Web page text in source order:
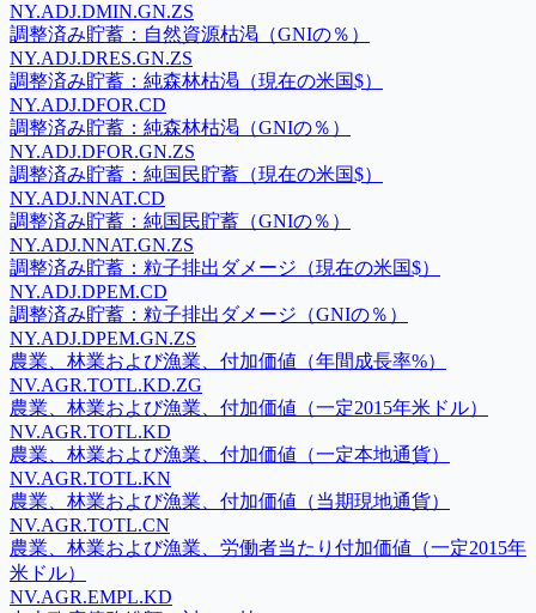
NY.ADJ.DMIN.GN.ZS
調整済み貯蓄：自然資源枯渇（GNIの％）
NY.ADJ.DRES.GN.ZS
調整済み貯蓄：純森林枯渇（現在の米国$）
NY.ADJ.DFOR.CD
調整済み貯蓄：純森林枯渇（GNIの％）
NY.ADJ.DFOR.GN.ZS
調整済み貯蓄：純国民貯蓄（現在の米国$）
NY.ADJ.NNAT.CD
調整済み貯蓄：純国民貯蓄（GNIの％）
NY.ADJ.NNAT.GN.ZS
調整済み貯蓄：粒子排出ダメージ（現在の米国$）
NY.ADJ.DPEM.CD
調整済み貯蓄：粒子排出ダメージ（GNIの％）
NY.ADJ.DPEM.GN.ZS
農業、林業および漁業、付加価値（年間成長率%）
NV.AGR.TOTL.KD.ZG
農業、林業および漁業、付加価値（一定2015年米ドル）
NV.AGR.TOTL.KD
農業、林業および漁業、付加価値（一定本地通貨）
NV.AGR.TOTL.KN
農業、林業および漁業、付加価値（当期現地通貨）
NV.AGR.TOTL.CN
農業、林業および漁業、労働者当たり付加価値（一定2015年
米ドル）
NV.AGR.EMPL.KD